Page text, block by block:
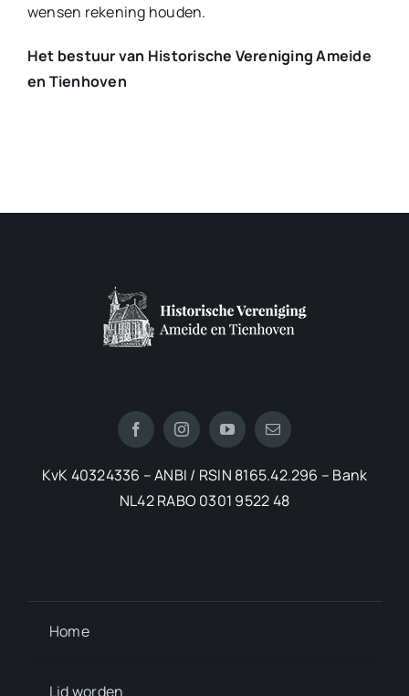
wensen rekening houden.
Het bestuur van Historische Vereniging Ameide
en Tienhoven
KvK 40324336 – ANBI / RSIN 8165.42.296 – Bank
NL42 RABO 0301 9522 48
Home
Lid worden